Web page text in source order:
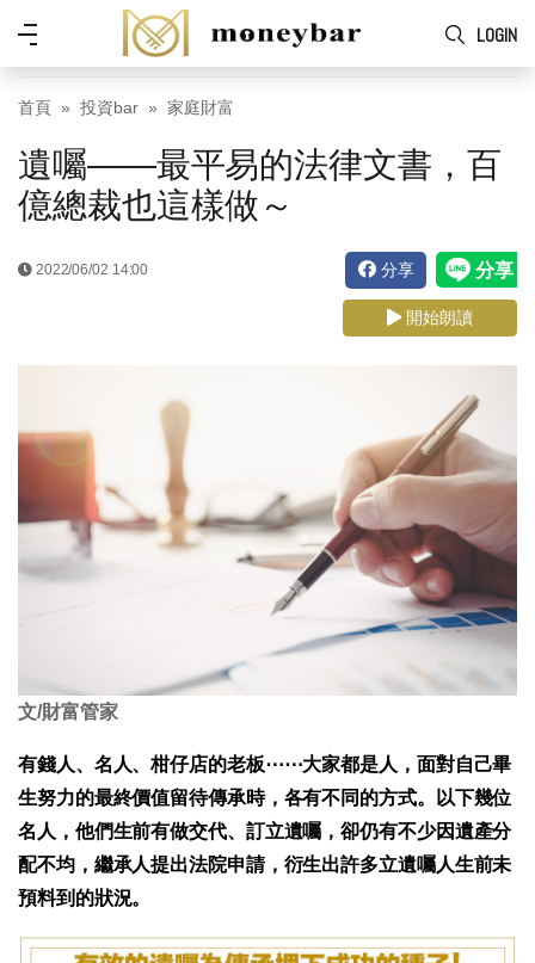
Skip to main content
LOGIN
功
表
首頁 投資bar 家庭財富
遺囑——最平易的法律文書，百
億總裁也這樣做～
2022/06/02 14:00 分享
開始朗讀
文/財富管家
有錢人、名人、柑仔店的老板⋯⋯大家都是人，面對自己畢
生努力的最終價值留待傳承時，各有不同的方式。以下幾位
名人，他們生前有做交代、訂立遺囑，卻仍有不少因遺產分
配不均，繼承人提出法院申請，衍生出許多立遺囑人生前未
預料到的狀況。